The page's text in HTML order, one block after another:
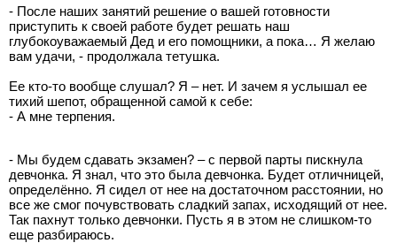
- После наших занятий решение о вашей готовности
приступить к своей работе будет решать наш
глубокоуважаемый Дед и его помощники, а пока… Я желаю
вам удачи, - продолжала тетушка.
Ее кто-то вообще слушал? Я – нет. И зачем я услышал ее
тихий шепот, обращенной самой к себе:
- А мне терпения.
- Мы будем сдавать экзамен? – с первой парты пискнула
девчонка. Я знал, что это была девчонка. Будет отличницей,
определённо. Я сидел от нее на достаточном расстоянии, но
все же смог почувствовать сладкий запах, исходящий от нее.
Так пахнут только девчонки. Пусть я в этом не слишком-то
еще разбираюсь.